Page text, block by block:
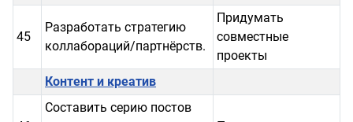
45
Разработать стратегию
коллабораций/партнёрств.
Придумать
совместные
проекты
Контент и креатив
Составить серию постов